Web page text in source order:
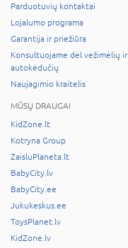
Parduotuvių kontaktai
Lojalumo programa
Garantija ir priežiūra
Konsultuojame dėl vežimėlių ir
autokėdučių
Naujagimio kraitelis
MŪSŲ DRAUGAI
KidZone.lt
Kotryna Group
ZaisluPlaneta.lt
BabyCity.lv
BabyCity.ee
Jukukeskus.ee
ToysPlanet.lv
KidZone.lv